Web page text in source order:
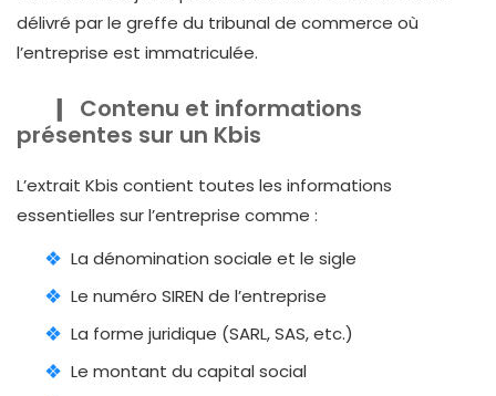
délivré par le greffe du tribunal de commerce où
l’entreprise est immatriculée.
Contenu et informations
présentes sur un Kbis
L’extrait Kbis contient toutes les informations
essentielles sur l’entreprise comme :
La dénomination sociale et le sigle
Le numéro SIREN de l’entreprise
La forme juridique (SARL, SAS, etc.)
Le montant du capital social